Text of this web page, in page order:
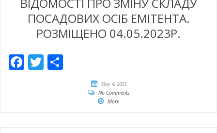
ПОСАДОВИХ ОСІБ ЕМІТЕНТА.
РОЗМІЩЕНО 04.05.2023Р.
Facebook
Twitter
May 4, 2023
No Comments
More